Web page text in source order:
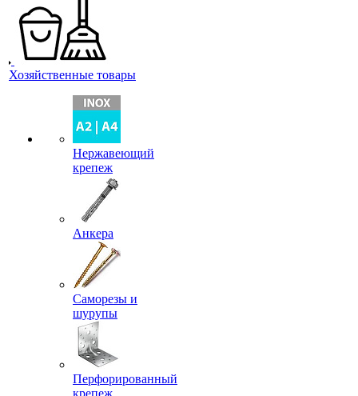
Хозяйственные товары
Нержавеющий
крепеж
Анкера
Саморезы и
шурупы
Перфорированный
крепеж